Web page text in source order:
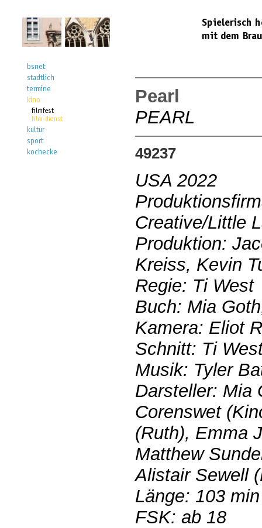
Pearl
PEARL
49237
USA 2022
Creative/Little
Produktion:
Kreiss, Kevin
Regie: Ti West
Buch: Mia
Kamera: Eliot
Schnitt: Ti
Musik: Tyler
Darsteller: Mia
Corenswet
(Ruth), Emma
Matthew
Alistair Sewell
Länge: 103 min
FSK: ab 18